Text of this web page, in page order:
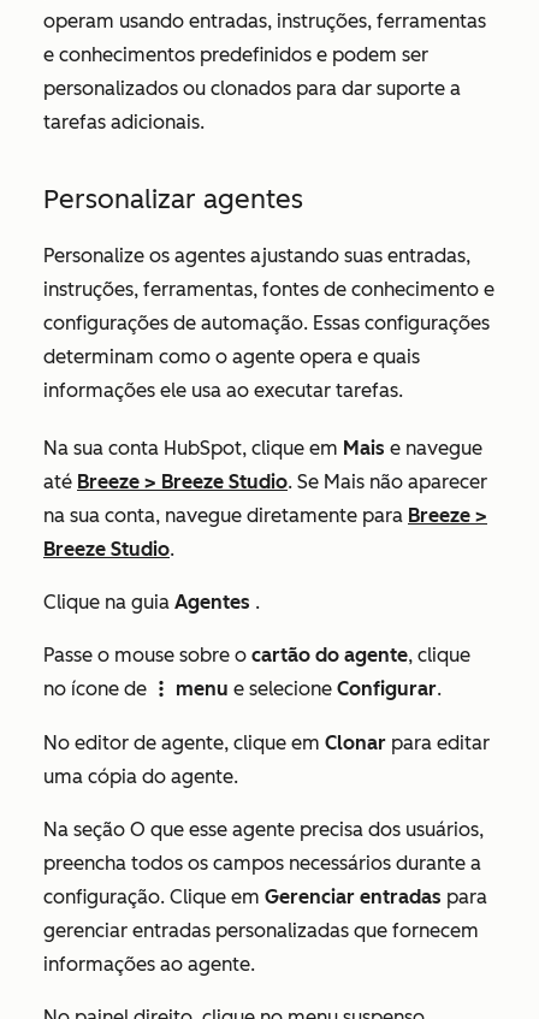
operam usando entradas, instruções, ferramentas
e conhecimentos predefinidos e podem ser
personalizados ou clonados para dar suporte a
tarefas adicionais.
Personalizar agentes
Personalize os agentes ajustando suas entradas,
instruções, ferramentas, fontes de conhecimento e
configurações de automação. Essas configurações
determinam como o agente opera e quais
informações ele usa ao executar tarefas.
Na sua conta HubSpot, clique em Mais e navegue
até Breeze > Breeze Studio. Se Mais não aparecer
na sua conta, navegue diretamente para Breeze >
Breeze Studio.
Clique na guia Agentes .
Passe o mouse sobre o cartão do agente, clique
no ícone de
verticalMenuIcon menu e selecione Configurar.
No editor de agente, clique em Clonar para editar
uma cópia do agente.
Na seção O que esse agente precisa dos usuários,
preencha todos os campos necessários durante a
configuração. Clique em Gerenciar entradas para
gerenciar entradas personalizadas que fornecem
informações ao agente.